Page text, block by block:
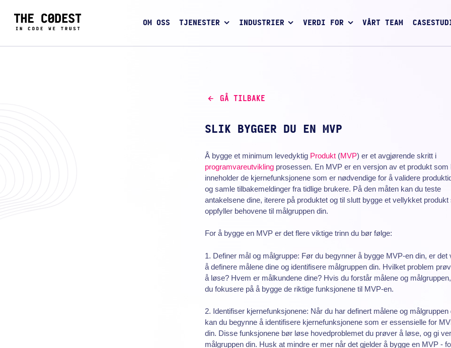
OM OSS TJENESTER INDUSTRIER VERDI FOR VÅRT TEAM
GÅ TILBAKE
SLIK BYGGER DU EN MVP
Å bygge et minimum levedyktig Produkt(MVP) er et avgjørende skritt i
programvareutviklingprosessen. En MVP er en versjon av et produkt som
inneholder de kjernefunksjonene som er nødvendige for å validere
og samle tilbakemeldinger fra tidlige brukere. På den måten kan du teste
antakelsene dine, iterere på produktet og til slutt bygge et vellykket produkt
oppfyller behovene til målgruppen din.
For å bygge en MVP er det flere viktige trinn du bør følge:
1. Definer mål og målgruppe: Før du begynner å bygge MVP-en din, er det
å definere målene dine og identifisere målgruppen din. Hvilket problem
å løse? Hvem er målkundene dine? Hvis du forstår målene og
du fokusere på å bygge de riktige funksjonene til MVP-en.
2. Identifiser kjernefunksjonene: Når du har definert målene og målgruppen
kan du begynne å identifisere kjernefunksjonene som er essensielle for
din. Disse funksjonene bør løse hovedproblemet du prøver å løse, og gi
målgruppen din. Husk at mindre er mer når det gjelder å bygge en MVP -